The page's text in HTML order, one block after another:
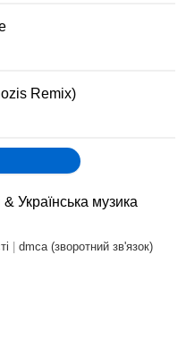
Remix)
& Українська музика
dmca (зворотний зв'язок)